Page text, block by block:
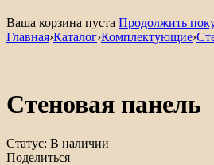
Ваша корзина пуста Продолжить
Главная›Каталог›Комплектующие›
Стеновая панель
Статус: В наличии
Поделиться